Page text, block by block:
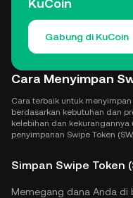
KuCoin
Gabung di KuCoin
Cara Menyimpan
Cara terbaik untuk menyimpan
berdasarkan kebutuhan dan
kelebihan dan
penyimpanan Swipe Token
Simpan Swipe Token
Memegang dana Anda di